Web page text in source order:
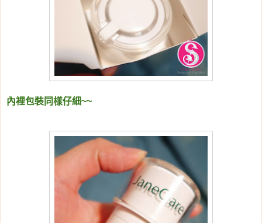
內裡包裝同樣仔細~~